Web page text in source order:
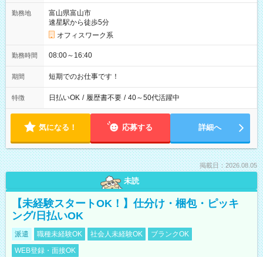
勤務地
富山県富山市
速星駅から徒歩5分
オフィスワーク系
勤務時間 08:00～16:40
期間 短期でのお仕事です！
特徴 日払いOK / 履歴書不要 / 40～50代活躍中
気になる！ 応募する 詳細へ
掲載日：2026.08.05
未読
【未経験スタートOK！】仕分け・梱包・ピッキ
ング/日払いOK
派遣 職種未経験OK 社会人未経験OK
ブランクOK
WEB登録・面接OK